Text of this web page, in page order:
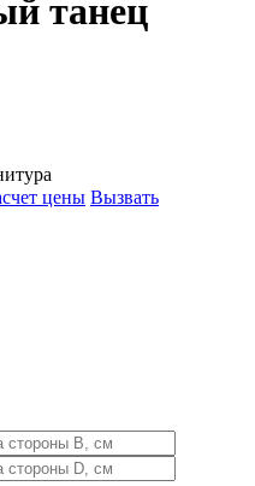
танец
цены Вызвать